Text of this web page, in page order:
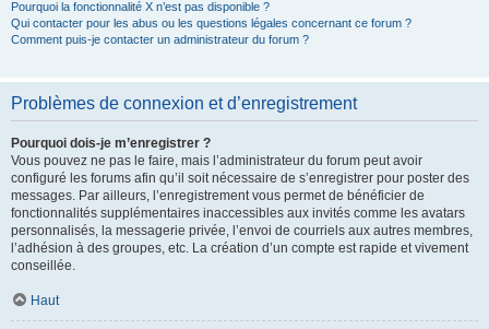
Pourquoi la fonctionnalité X n’est pas disponible ?
Qui contacter pour les abus ou les questions légales concernant ce forum ?
Comment puis-je contacter un administrateur du forum ?
Problèmes de connexion et d’enregistrement
Pourquoi dois-je m’enregistrer ?
Vous pouvez ne pas le faire, mais l’administrateur du forum peut avoir
configuré les forums afin qu’il soit nécessaire de s’enregistrer pour poster des
messages. Par ailleurs, l’enregistrement vous permet de bénéficier de
fonctionnalités supplémentaires inaccessibles aux invités comme les avatars
personnalisés, la messagerie privée, l’envoi de courriels aux autres membres,
l’adhésion à des groupes, etc. La création d’un compte est rapide et vivement
conseillée.
Haut